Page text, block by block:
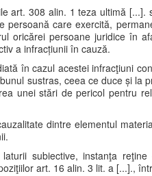
art. 308 alin. 1 teza ultimă
persoană care exercită,
oricărei persoane juridice în
a infracțiunii în cauză.
în cazul acestei infracţiuni
sustras, ceea ce duce și la
unei stări de pericol pentru
dintre elementul
subiective, instanţa
art. 16 alin. 3 lit. a [...].,